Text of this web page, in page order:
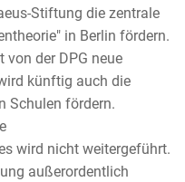
Stiftung die zentrale
in Berlin fördern.
von der DPG neue
künftig auch die
Schulen fördern.
wird nicht weitergeführt.
außerordentlich